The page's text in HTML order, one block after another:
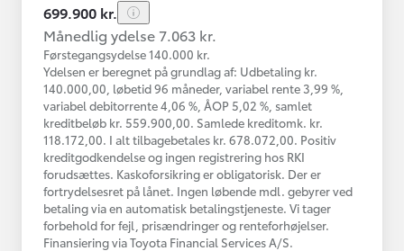
699.900 kr.
Månedlig ydelse 7.063 kr.
Førstegangsydelse 140.000 kr.
Ydelsen er beregnet på grundlag af: Udbetaling kr.
140.000,00, løbetid 96 måneder, variabel rente 3,99 %,
variabel debitorrente 4,06 %, ÅOP 5,02 %, samlet
kreditbeløb kr. 559.900,00. Samlede kreditomk. kr.
118.172,00. I alt tilbagebetales kr. 678.072,00. Positiv
kreditgodkendelse og ingen registrering hos RKI
forudsættes. Kaskoforsikring er obligatorisk. Der er
fortrydelsesret på lånet. Ingen løbende mdl. gebyrer ved
betaling via en automatisk betalingstjeneste. Vi tager
forbehold for fejl, prisændringer og renteforhøjelser.
Finansiering via Toyota Financial Services A/S.